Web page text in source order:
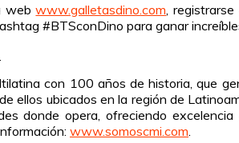
webwww.galletasdino.com ,
#BTSconDino para ganar
con 100 años de historia, que
ellos ubicados en la región de
donde opera, ofreciendo
www.somoscmi.com